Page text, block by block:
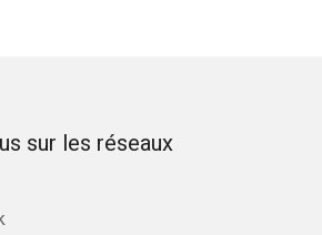
sur les réseaux